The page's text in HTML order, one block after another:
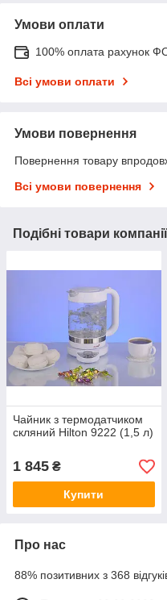
Умови оплати
100% оплата рахунок
Всі умови оплати
Умови повернення
Повернення товару
Всі умови повернення
Подібні товари компанії
Чайник з термодатчиком
скляний Hilton 9222 (1,5 л)
1 845 ₴
Купити
Про нас
88% позитивних з 368